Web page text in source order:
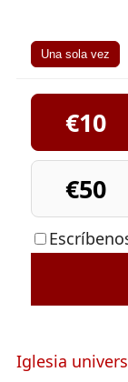
Una sola vez
€10
€50
Iglesia